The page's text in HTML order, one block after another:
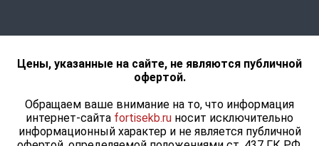
Цены, указанные на сайте, не являются публичной
офертой.
Обращаем ваше внимание на то, что информация
интернет-сайта fortisekb.ru носит исключительно
информационный характер и не является публичной